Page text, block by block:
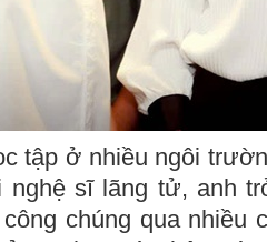
tập ở nhiều ngôi
nghệ sĩ lãng tử, anh
chúng qua nhiều